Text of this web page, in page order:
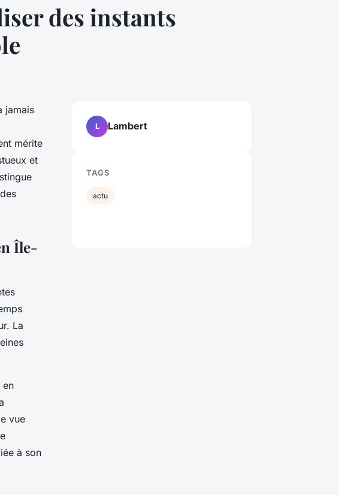
des instants
jamais
mérite
et
Île-
La
en
vue
à son
L Lambert
TAGS
actu